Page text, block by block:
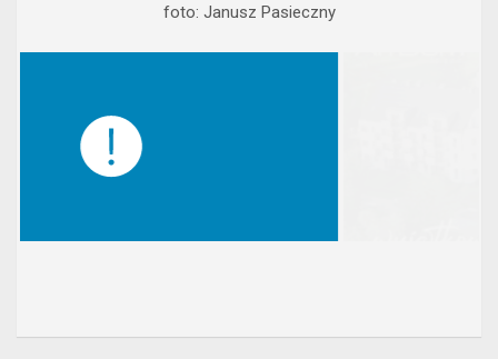
foto: Janusz Pasieczny